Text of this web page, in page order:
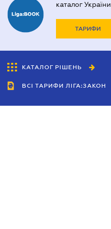
каталог України
ТАРИФИ
КАТАЛОГ РІШЕНЬ
ВСІ ТАРИФИ ЛІГА:ЗАКОН